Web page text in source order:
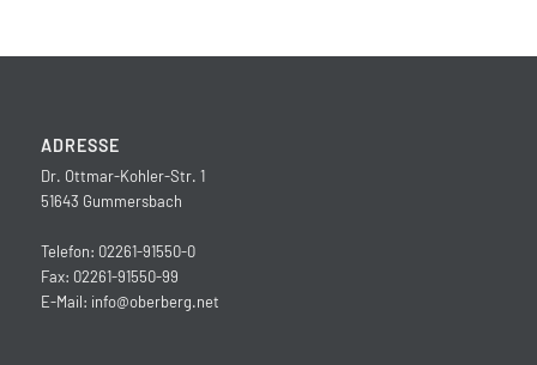
ADRESSE
Dr. Ottmar-Kohler-Str. 1
51643 Gummersbach
Telefon: 02261-91550-0
Fax: 02261-91550-99
E-Mail: info@oberberg.net